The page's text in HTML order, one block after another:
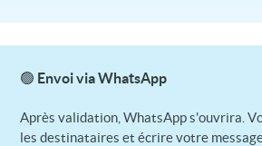
🟢 Envoi via WhatsApp
Après validation, WhatsApp s'ouvrira.
les destinataires et écrire votre